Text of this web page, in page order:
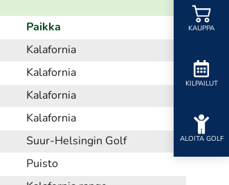
KAUPPA
KILPAILUT
ALOITA GOLF
Paikka
Kalafornia
Kalafornia
Kalafornia
Kalafornia
Suur-Helsingin Golf
Puisto